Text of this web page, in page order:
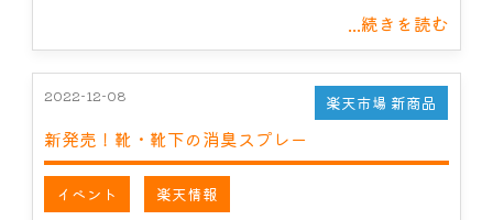
NEWS
お問い合わせ
...続きを読む
2022-12-08
新発売！靴・靴下の消臭スプレー
楽天市場 新商品
イベント 楽天情報